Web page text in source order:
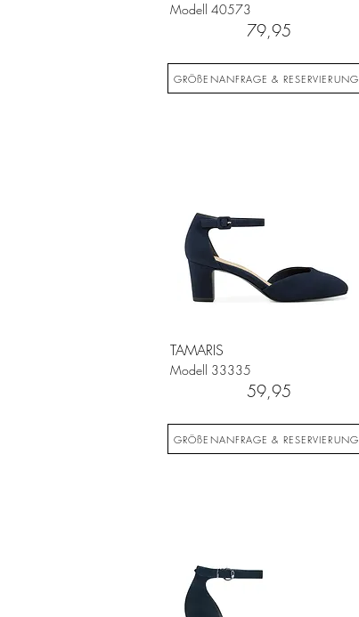
40573
Modell
79,95
GRÖßENANFRAGE & RESERVIERUNG
TAMARIS
33335
Modell
59,95
GRÖßENANFRAGE & RESERVIERUNG